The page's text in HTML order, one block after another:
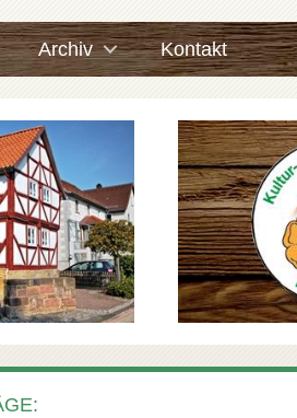
Archiv Kontakt